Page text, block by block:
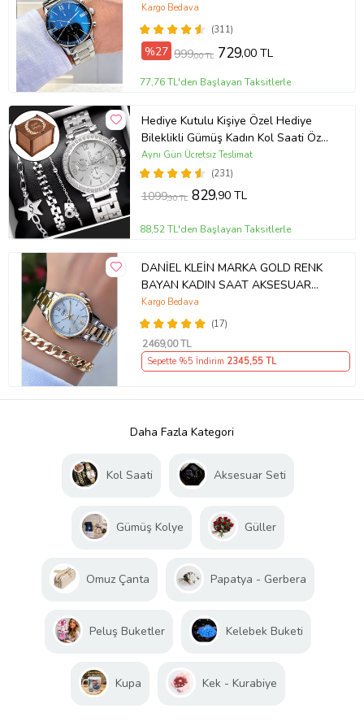
(311)
Kargo Bedava
%27 999,00 TL 729,00 TL
77,76 TL'den Başlayan Taksitlerle
Hediye Kutulu Kişiye Özel Hediye
Bileklikli Gümüş Kadın Kol Saati Özel
Kutusunda (Gümüş)
(231)
Aynı Gün Ücretsiz Teslimat
1099,90 TL 829,90 TL
88,52 TL'den Başlayan Taksitlerle
DANİEL KLEİN MARKA GOLD RENK
BAYAN KADIN SAAT AKSESUAR
BİLEKLİK HEDİYELİ
(17)
Kargo Bedava
2469,00 TL
Sepette %5 İndirim 2345,55 TL
Daha Fazla Kategori
Kol Saati Aksesuar Seti
Gümüş Kolye Güller
Omuz Çanta Papatya - Gerbera
Peluş Buketler Kelebek Buketi
Kupa Kek - Kurabiye